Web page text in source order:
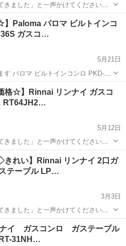
きました」と一声かけてください★
RT64JH2 2019年式 グリル未使用 〜状態〜 若草色とオフ...
グリル
】Paloma パロマ ビルトインコ
ガスコ…
5月21日
PKD-
年製 3口ガスコンロ 〜商品説
年 サ...
調理器具 ガスコンロ
格☆】Rinnai リンナイ ガスコ
RT64JH2…
5月12日
きました」と一声かけてください★
2019年式 中古現状品 〜状態〜 やや使用感あります...
調理器具 ガスコンロ
きれい】Rinnai リンナイ 2口ガ
テーブル LP…
3月3日
きました」と一声かけてください！
•ガス種別: LPガス（プ...
調理器具
イ ガスコンロ ガステーブル
31NH…